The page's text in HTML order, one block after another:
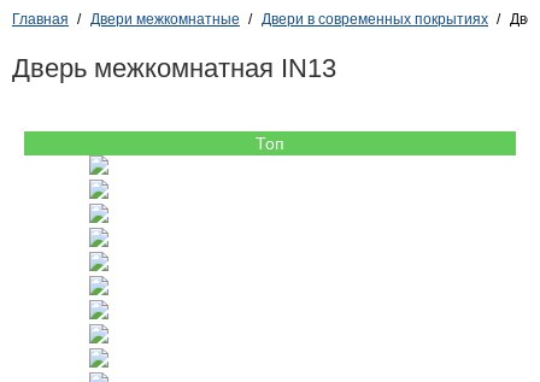
Главная Двери межкомнатные Двери в современных покрытиях
Дверь межкомнатная IN13
Топ